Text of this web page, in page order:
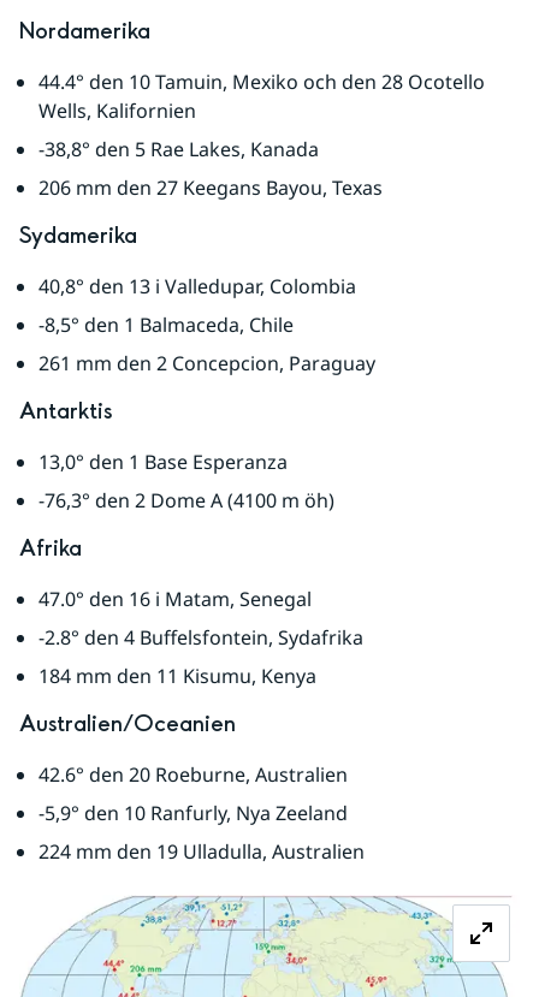
Nordamerika
44.4° den 10 Tamuin, Mexiko och den 28 Ocotello
Wells, Kalifornien
-38,8° den 5 Rae Lakes, Kanada
206 mm den 27 Keegans Bayou, Texas
Sydamerika
40,8° den 13 i Valledupar, Colombia
-8,5° den 1 Balmaceda, Chile
261 mm den 2 Concepcion, Paraguay
Antarktis
13,0° den 1 Base Esperanza
-76,3° den 2 Dome A (4100 m öh)
Afrika
47.0° den 16 i Matam, Senegal
-2.8° den 4 Buffelsfontein, Sydafrika
184 mm den 11 Kisumu, Kenya
Australien/Oceanien
42.6° den 20 Roeburne, Australien
-5,9° den 10 Ranfurly, Nya Zeeland
224 mm den 19 Ulladulla, Australien